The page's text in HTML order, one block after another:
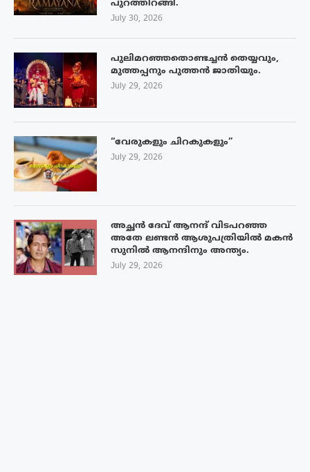
പുറത്തിറങ്ങി.
July 30, 2026
പുലിമറഞ്ഞതൊണ്ടച്ചൻ തെയ്യവും,
മുത്തപ്പനും പുത്തൻ ജാതിയും.
July 29, 2026
“വേരുകളും ചിറകുകളും”
July 29, 2026
അച്ഛൻ ദേവ് ആനന്ദ് വിടപറഞ്ഞ
അതേ ലണ്ടൻ ആശുപത്രിയിൽ മകൻ
സുനിൽ ആനന്ദിനും അന്ത്യം.
July 29, 2026